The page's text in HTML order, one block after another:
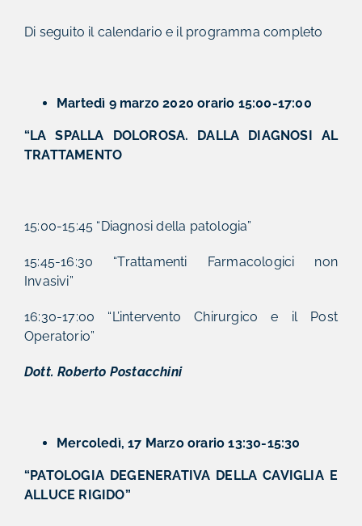
Di seguito il calendario e il programma completo
Martedì 9 marzo 2020 orario 15:00-17:00
“LA SPALLA DOLOROSA. DALLA DIAGNOSI AL
TRATTAMENTO
15:00-15:45 “Diagnosi della patologia”
15:45-16:30 “Trattamenti Farmacologici non
Invasivi”
16:30-17:00 “L’intervento Chirurgico e il Post
Operatorio”
Dott. Roberto Postacchini
Mercoledì, 17 Marzo orario 13:30-15:30
“PATOLOGIA DEGENERATIVA DELLA CAVIGLIA E
ALLUCE RIGIDO”